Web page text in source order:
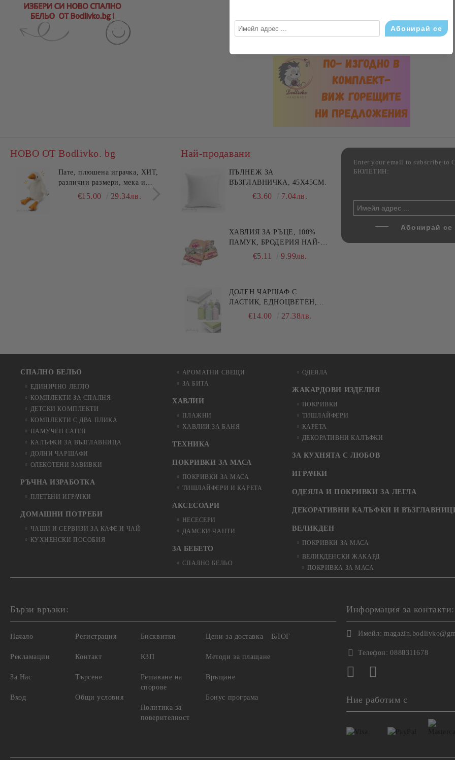
НОВО ОТ Bodlivko. bg
Пате, плюшена играчка, ХИТ,
различни размери, мека и
гушлива€15.00 29.34лв.
Калъфка за възглавница ,
едноцветна, 100% памук,
различни цветове по избор
€4.00 7.82лв.
Комплект за алкохолни
Най-продавани
ПЪЛНЕЖ ЗА
ВЪЗГЛАВНИЧКА, 45X45СМ.
€3.60 7.04лв.
ХАВЛИЯ ЗА РЪЦЕ, 100%
ПАМУК, БРОДЕРИЯ НАЙ-
ДОБАРАТА МАЙКА/БАБА ,
€5.11 9.99лв.
ДОЛЕН ЧАРШАФ С
ЛАСТИК, ЕДНОЦВЕТЕН,
100% ПАМУК, РАЗЛИЧНИ
€14.00 27.38лв.
Enter your email to subscribe
БЮЛЕТИН:
СПАЛНО БЕЛЬО
ЕДИНИЧНО ЛЕГЛО
КОМПЛЕКТИ ЗА СПАЛНЯ
ДЕТСКИ КОМПЛЕКТИ
КОМПЛЕКТИ С ДВА ПЛИКА
ПАМУЧЕН САТЕН
КАЛЪФКИ ЗА ВЪЗГЛАВНИЦА
ДОЛНИ ЧАРШАФИ
ОЛЕКОТЕНИ ЗАВИВКИ
РЪЧНА ИЗРАБОТКА
ПЛЕТЕНИ ИГРАЧКИ
ДОМАШНИ ПОТРЕБИ
ЧАШИ И СЕРВИЗИ ЗА КАФЕ И ЧАЙ
КУХНЕНСКИ ПОСОБИЯ
АРОМАТНИ СВЕЩИ
ЗА БИТА
ХАВЛИИ
ПЛАЖНИ
ХАВЛИИ ЗА БАНЯ
ТЕХНИКА
ПОКРИВКИ ЗА МАСА
ПОКРИВКИ ЗА МАСА
ТИШЛАЙФЕРИ И КАРЕТА
АКСЕСОАРИ
НЕСЕСЕРИ
ДАМСКИ ЧАНТИ
ЗА БЕБЕТО
СПАЛНО БЕЛЬО
ОДЕЯЛА
ЖАКАРДОВИ ИЗДЕЛИЯ
ПОКРИВКИ
ТИШЛАЙФЕРИ
КАРЕТА
ДЕКОРАТИВНИ КАЛЪФКИ
ЗА КУХНЯТА С ЛЮБОВ
ИГРАЧКИ
ОДЕЯЛА И ПОКРИВКИ ЗА ЛЕГЛА
ДЕКОРАТИВНИ КАЛЪФКИ И
ВЕЛИКДЕН
ПОКРИВКИ ЗА МАСА
ВЕЛИКДЕНСКИ ЖАКАРД
ПОКРИВКА ЗА МАСА
Бързи връзки:
Начало
Рекламации
За Нас
Вход
Регистрация
Контакт
Търсене
Общи условия
Бисквитки
КЗП
Решаване на
спорове
Политика за
поверителност
Цени за доставка
Методи за плащане
Връщане
Бонус програма
БЛОГ
Информация за контакти:
Имейл:
Телефон: 0888311678
Ние работим с